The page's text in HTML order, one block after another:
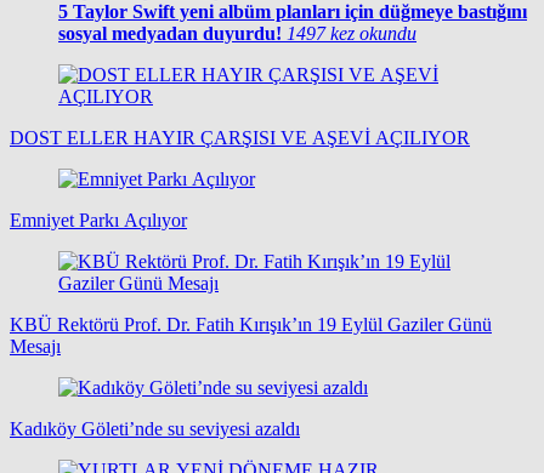
5 Taylor Swift yeni albüm planları için düğmeye bastığını
sosyal medyadan duyurdu! 1497 kez okundu
DOST ELLER HAYIR ÇARŞISI VE AŞEVİ AÇILIYOR
Emniyet Parkı Açılıyor
KBÜ Rektörü Prof. Dr. Fatih Kırışık’ın 19 Eylül Gaziler Günü
Mesajı
Kadıköy Göleti’nde su seviyesi azaldı